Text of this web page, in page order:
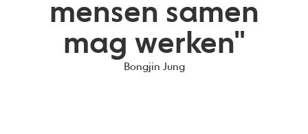
mensen samen
mag werken"
Bongjin Jung